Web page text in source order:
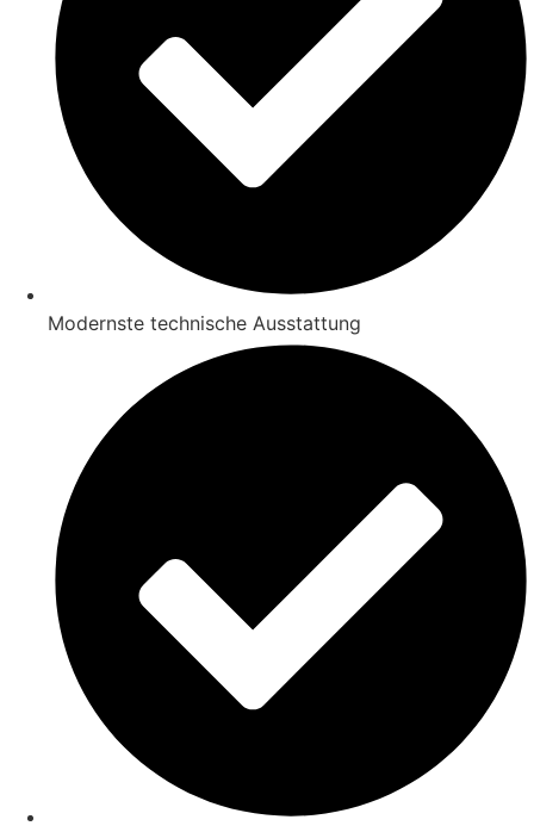
Modernste technische Ausstattung